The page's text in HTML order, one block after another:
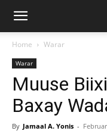
Home Warar
Warar
Muuse
Baxay
By Jamaal A. Yonis -